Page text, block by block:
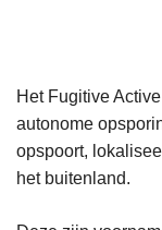
Het Fugitive
autonome
opspoort,
het buitenland.